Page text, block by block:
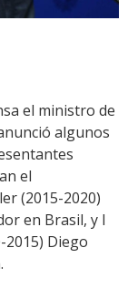
el ministro de
algunos
el
(2015-2020)
en Brasil, y l
2015) Diego